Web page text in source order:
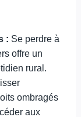
: Se perdre à
offre un
rural.
ombragés
aux